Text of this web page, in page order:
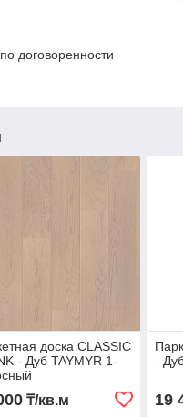
договоренности
доска CLASSIC
- Дуб TAYMYR 1-
₸/кв.м
-
19